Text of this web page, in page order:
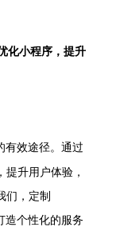
化小程序，提升
有效途径。通过
升用户体验，
们，定制
造个性化的服务